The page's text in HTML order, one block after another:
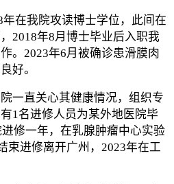
在我院攻读博士学位，此间在
2018年8月博士毕业后入职我
。2023年6月被确诊患滑膜肉
好。
一直关心其健康情况，组织专
1名进修人员为某外地医院毕
修一年，在乳腺肿瘤中心实验
束进修离开广州，2023年在工